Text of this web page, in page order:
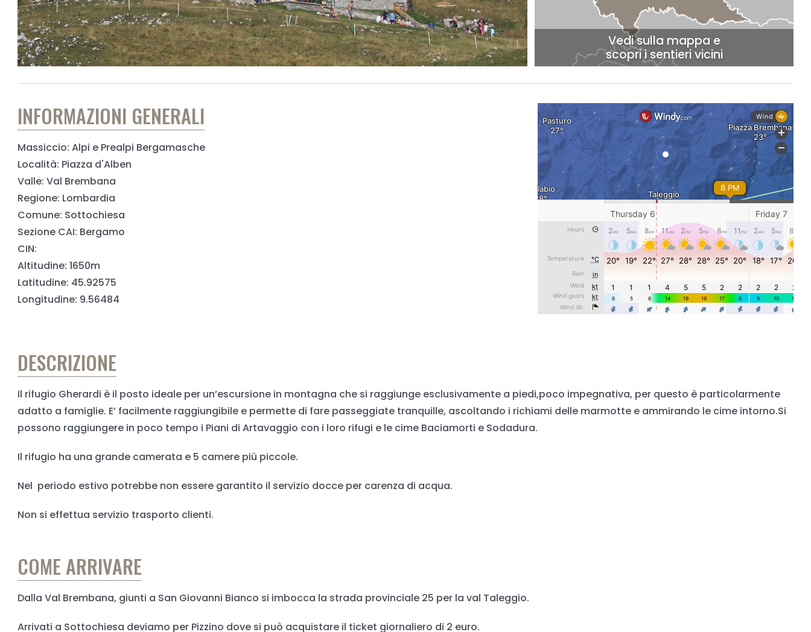
Vedi sulla mappa e
scopri i sentieri vicini
INFORMAZIONI GENERALI
Massiccio: Alpi e Prealpi Bergamasche
Località: Piazza d'Alben
Valle: Val Brembana
Regione: Lombardia
Comune: Sottochiesa
Sezione CAI: Bergamo
CIN:
Altitudine: 1650m
Latitudine: 45.92575
Longitudine: 9.56484
DESCRIZIONE
Il rifugio Gherardi è il posto ideale per un’escursione in montagna che si raggiunge esclusivamente a piedi,poco impegnativa, per questo è particolarmente
adatto a famiglie. E’ facilmente raggiungibile e permette di fare passeggiate tranquille, ascoltando i richiami delle marmotte e ammirando le cime intorno.Si
possono raggiungere in poco tempo i Piani di Artavaggio con i loro rifugi e le cime Baciamorti e Sodadura.
Il rifugio ha una grande camerata e 5 camere più piccole.
Nel periodo estivo potrebbe non essere garantito il servizio docce per carenza di acqua.
Non si effettua servizio trasporto clienti.
COME ARRIVARE
Dalla Val Brembana, giunti a San Giovanni Bianco si imbocca la strada provinciale 25 per la val Taleggio.
Arrivati a Sottochiesa deviamo per Pizzino dove si può acquistare il ticket giornaliero di 2 euro.